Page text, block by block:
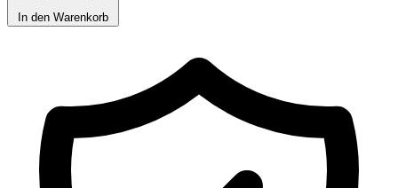
In den Warenkorb